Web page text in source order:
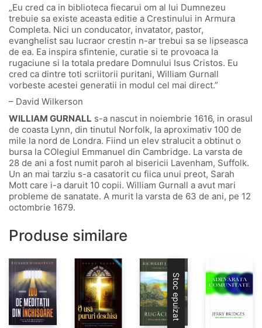
„Eu cred ca in biblioteca fiecarui om al lui Dumnezeu
trebuie sa existe aceasta editie a Crestinului in Armura
Completa. Nici un conducator, invatator, pastor,
evanghelist sau lucraor crestin n-ar trebui sa se lipseasca
de ea. Ea inspira sfintenie, curatie si te provoaca la
rugaciune si la totala predare Domnului Isus Cristos. Eu
cred ca dintre toti scriitorii puritani, William Gurnall
vorbeste acestei generatii in modul cel mai direct.”
– David Wilkerson
WILLIAM GURNALL s-a nascut in noiembrie 1616, in orasul
de coasta Lynn, din tinutul Norfolk, la aproximativ 100 de
mile la nord de Londra. Fiind un elev stralucit a obtinut o
bursa la COlegiul Emmanuel din Cambridge. La varsta de
28 de ani a fost numit paroh al bisericii Lavenham, Suffolk.
Un an mai tarziu s-a casatorit cu fiica unui preot, Sarah
Mott care i-a daruit 10 copii. William Gurnall a avut mari
probleme de sanatate. A murit la varsta de 63 de ani, pe 12
octombrie 1679.
Produse similare
Stoc epuizat